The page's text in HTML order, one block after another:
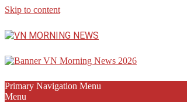
Skip to content
Primary Navigation Menu
Menu